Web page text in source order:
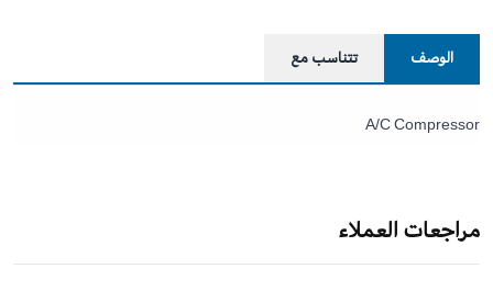
الوصف تتناسب مع
A/C Compressor
مراجعات العملاء